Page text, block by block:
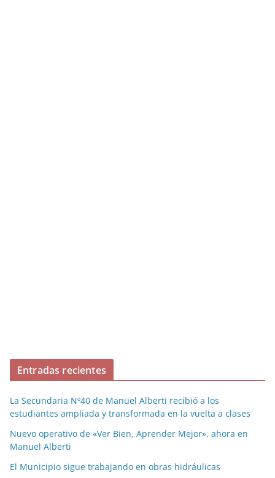
Entradas recientes
La Secundaria Nº40 de Manuel Alberti recibió a los
estudiantes ampliada y transformada en la vuelta a clases
Nuevo operativo de «Ver Bien, Aprender Mejor», ahora en
Manuel Alberti
El Municipio sigue trabajando en obras hidráulicas